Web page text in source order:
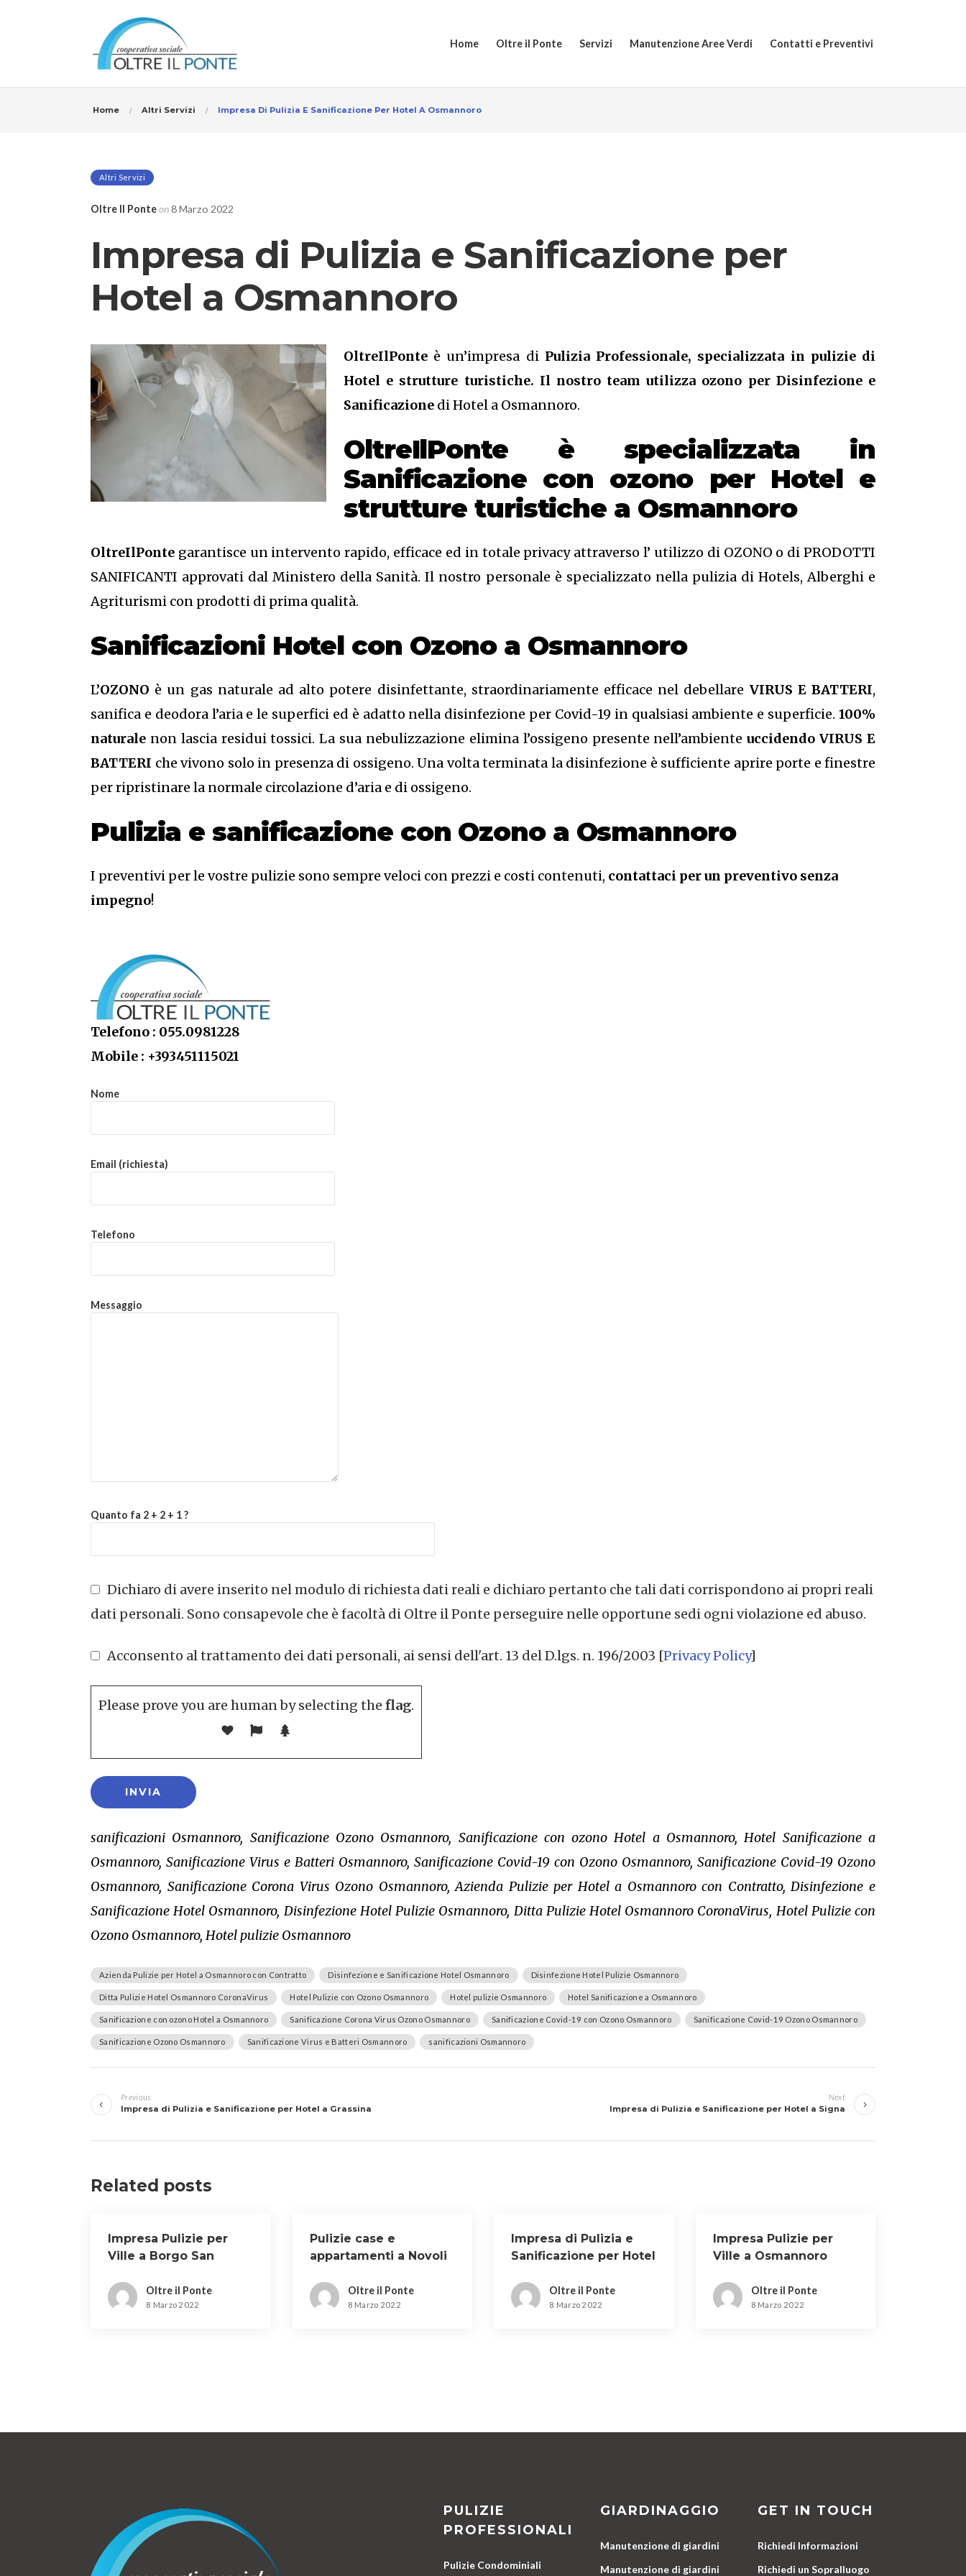
Home Oltre il Ponte Servizi Manutenzione Aree Verdi Contatti e Preventivi
Home Altri Servizi Impresa Di Pulizia E Sanificazione Per Hotel A Osmannoro
Altri Servizi
Oltre Il Ponteon8 Marzo 2022
Impresa di Pulizia e Sanificazione per
Hotel a Osmannoro
OltreIlPonte è un’impresa di Pulizia Professionale, specializzata in pulizie di
Hotel e strutture turistiche. Il nostro team utilizza ozono per Disinfezione e
Sanificazione di Hotel a Osmannoro.
OltreIlPonte è specializzata in
Sanificazione con ozono per Hotel e
strutture turistiche a Osmannoro
OltreIlPonte garantisce un intervento rapido, efficace ed in totale privacy attraverso l’ utilizzo di OZONO o di PRODOTTI
SANIFICANTI approvati dal Ministero della Sanità. Il nostro personale è specializzato nella pulizia di Hotels, Alberghi e
Agriturismi con prodotti di prima qualità.
Sanificazioni Hotel con Ozono a Osmannoro
L’OZONO è un gas naturale ad alto potere disinfettante, straordinariamente efficace nel debellare VIRUS E BATTERI,
sanifica e deodora l’aria e le superfici ed è adatto nella disinfezione per Covid-19 in qualsiasi ambiente e superficie. 100%
naturale non lascia residui tossici.La sua nebulizzazione elimina l’ossigeno presente nell’ambienteuccidendo VIRUS E
BATTERI che vivono solo in presenza di ossigeno. Una volta terminata la disinfezione è sufficiente aprire porte e finestre
per ripristinare la normale circolazione d’aria e di ossigeno.
Pulizia e sanificazione con Ozono a Osmannoro
I preventivi per le vostre pulizie sono sempre veloci con prezzi e costi contenuti, contattaci per un preventivo senza
impegno!
Telefono : 055.0981228
Mobile : +393451115021
Nome
Email (richiesta)
Telefono
Messaggio
Quanto fa 2 + 2 + 1 ?
Dichiaro di avere inserito nel modulo di richiesta dati reali e dichiaro pertanto che tali dati corrispondono ai propri reali
dati personali. Sono consapevole che è facoltà di Oltre il Ponte perseguire nelle opportune sedi ogni violazione ed abuso.
Acconsento al trattamento dei dati personali, ai sensi dell'art. 13 del D.lgs. n. 196/2003 [Privacy Policy]
Please prove you are human by selecting the flag.
sanificazioni Osmannoro, Sanificazione Ozono Osmannoro, Sanificazione con ozono Hotel a Osmannoro, Hotel Sanificazione a
Osmannoro, Sanificazione Virus e Batteri Osmannoro, Sanificazione Covid-19 con Ozono Osmannoro, Sanificazione Covid-19 Ozono
Osmannoro, Sanificazione Corona Virus Ozono Osmannoro, Azienda Pulizie per Hotel a Osmannoro con Contratto, Disinfezione e
Sanificazione Hotel Osmannoro, Disinfezione Hotel Pulizie Osmannoro, Ditta Pulizie Hotel Osmannoro CoronaVirus, Hotel Pulizie con
Ozono Osmannoro, Hotel pulizie Osmannoro
Azienda Pulizie per Hotel a Osmannoro con Contratto Disinfezione e Sanificazione Hotel Osmannoro Disinfezione Hotel Pulizie Osmannoro
Ditta Pulizie Hotel Osmannoro CoronaVirus Hotel Pulizie con Ozono Osmannoro Hotel pulizie Osmannoro Hotel Sanificazione a Osmannoro
Sanificazione con ozono Hotel a Osmannoro Sanificazione Corona Virus Ozono Osmannoro Sanificazione Covid-19 con Ozono Osmannoro Sanificazione Covid-19 Ozono Osmannoro
Sanificazione Ozono Osmannoro Sanificazione Virus e Batteri Osmannoro sanificazioni Osmannoro
articoli
Previous
Impresa di Pulizia e Sanificazione per Hotel a Grassina
Next
Impresa di Pulizia e Sanificazione per Hotel a Signa
Related posts
Impresa Pulizie per
Ville a Borgo San
Oltre il Ponte
8 Marzo 2022
Pulizie case e
appartamenti a Novoli
Oltre il Ponte
8 Marzo 2022
Impresa di Pulizia e
Sanificazione per Hotel
Oltre il Ponte
8 Marzo 2022
Impresa Pulizie per
Ville a Osmannoro
Oltre il Ponte
8 Marzo 2022
PULIZIE
PROFESSIONALI
Pulizie Condominiali
GIARDINAGGIO
Manutenzione di giardini
Manutenzione di giardini
GET IN TOUCH
Richiedi Informazioni
Richiedi un Sopralluogo